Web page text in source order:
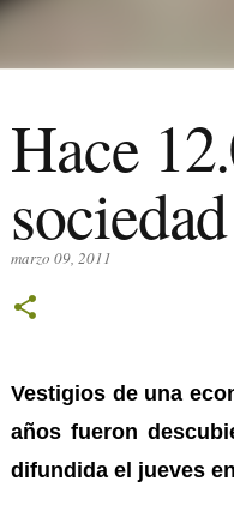
Hace
marzo 09, 2011
Vestigios de una
años fueron
difundida el jueves